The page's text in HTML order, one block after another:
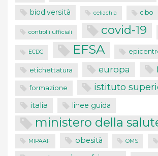
biodiversità celiachia cibo
controlli ufficiali covid-19
ECDC EFSA
etichettatura europa
formazione istituto
italia linee guida
ministero della
MIPAAF obesità OMS